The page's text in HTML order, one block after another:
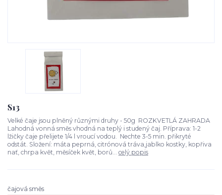
S13
Velké čaje jsou plněný různými druhy - 50g ROZKVETLÁ ZAHRADA
Lahodná vonná směs vhodná na teplý i studený čaj. Příprava: 1-2
lžičky čaje přelijete 1/4 l vroucí vodou. Nechte 3-5 min. přikryté
odstát. Složení: máta peprná, citrónová tráva,jablko kostky, kopřiva
nať, chrpa květ, měsíček květ, borů... celý popis
čajová směs